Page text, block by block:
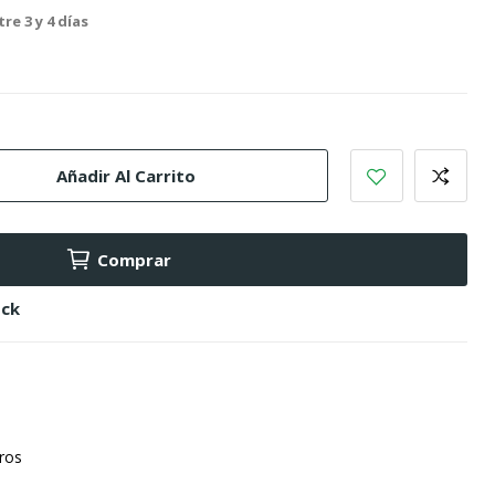
3 y 4 días
Añadir Al Carrito
Comprar